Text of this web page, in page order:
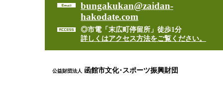
bungakukan@zaidan-
hakodate.com
◎市電「末広町停留所」徒歩1分
詳しくはアクセス方法をご覧ください。
公益財団法人 函館市文化･スポーツ振興財団